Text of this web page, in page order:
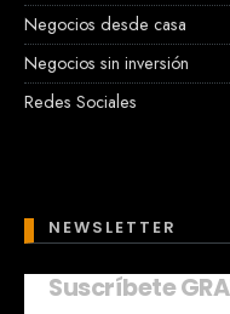
Negocios desde casa
Negocios sin inversión
Redes Sociales
NEWSLETTER
Suscríbete